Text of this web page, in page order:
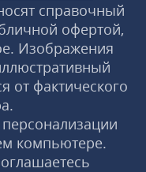
справочный
офертой,
Изображения
от фактического
компьютере.